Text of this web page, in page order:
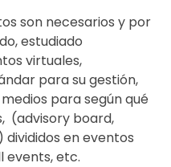
son necesarios y por
estudiado
virtuales,
para su gestión,
para según qué
(advisory board,
divididos en eventos
events, etc.